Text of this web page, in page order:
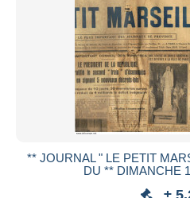
** JOURNAL " LE PETIT
DU ** DIMANCHE
±